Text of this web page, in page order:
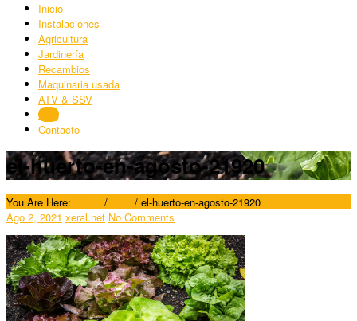
Inicio
Instalaciones
Agricultura
Jardinería
Recambios
Maquinaria usada
ATV & SSV
Blog
Contacto
el-huerto-en-agosto-21920
You Are Here: / / el-huerto-en-agosto-21920
Ago 2, 2021 xeral.net No Comments